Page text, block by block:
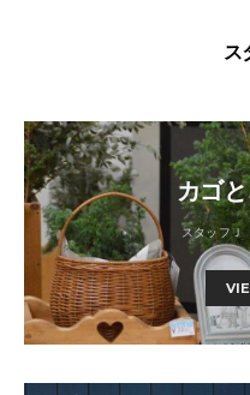
ス
カゴ
スタッフＪ